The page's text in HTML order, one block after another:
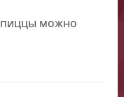
пиццы можно